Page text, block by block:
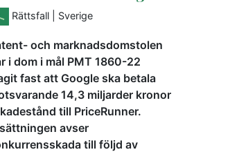
Rättsfall | Sverige
och marknadsdomstolen
i dom i mål PMT 1860-22
fast att Google ska betala
14,3 miljarder kronor
till PriceRunner.
avser
till följd av